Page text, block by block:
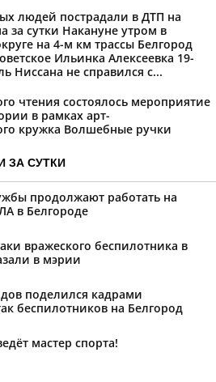
людей пострадали в ДТП на
за сутки Накануне утром в
на 4-м км трассы Белгород
Ильинка Алексеевка 19-
Ниссана не справился с...
чтения состоялось мероприятие
в рамках арт-
кружка Волшебные ручки
ЗА СУТКИ
продолжают работать на
в Белгороде
вражеского беспилотника в
в мэрии
поделился кадрами
беспилотников на Белгород
мастер спорта!